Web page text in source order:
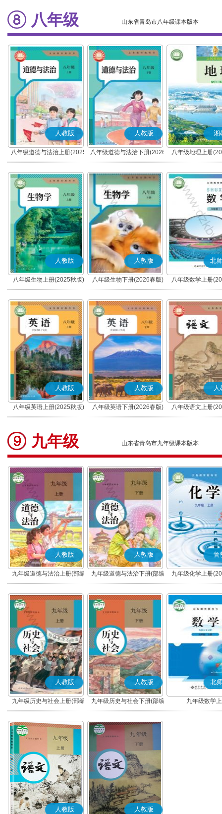
八年级 山东省青岛市八年级课本版本
人教版
八年级道德与法治上册(2025
秋版)(部编版)
人教版
八年级道德与法治下册(2026
春版)(部编版)
湘
八年级地理上册
人教版
八年级生物上册(2025秋版)
人教版
八年级生物下册(2026春版)
北
八年级数学上册
人教版
八年级英语上册(2025秋版)
人教版
八年级英语下册(2026春版)
人
八年级语文上册
(部编版)
九年级 山东省青岛市九年级课本版本
人教版
九年级道德与法治上册(部编
版)
人教版
九年级道德与法治下册(部编
版)
鲁
九年级化学上册
人教版
九年级历史与社会上册(部编
版)
人教版
九年级历史与社会下册(部编
版)
北
九年级数学
人教版 人教版